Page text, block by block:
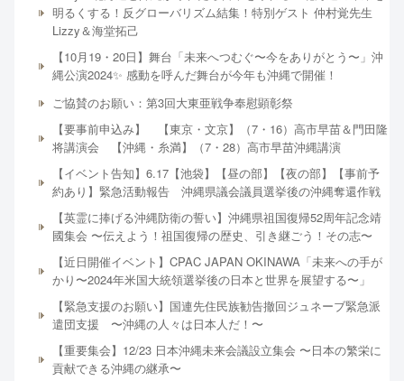
明るくする！反グローバリズム結集！特別ゲスト 仲村覚先生
Lizzy＆海堂拓己
【10月19・20日】舞台「未来へつむぐ〜今をありがとう〜」沖
縄公演2024✨ 感動を呼んだ舞台が今年も沖縄で開催！
ご協賛のお願い：第3回大東亜戦争奉慰顕彰祭
【要事前申込み】 【東京・文京】（7・16）高市早苗＆門田隆
将講演会 【沖縄・糸満】（7・28）高市早苗沖縄講演
【イベント告知】6.17【池袋】【昼の部】【夜の部】【事前予
約あり】緊急活動報告 沖縄県議会議員選挙後の沖縄奪還作戦
【英霊に捧げる沖縄防衛の誓い】沖縄県祖国復帰52周年記念靖
國集会 〜伝えよう！祖国復帰の歴史、引き継ごう！その志〜
【近日開催イベント】CPAC JAPAN OKINAWA「未来への手が
かり〜2024年米国大統領選挙後の日本と世界を展望する〜」
【緊急支援のお願い】国連先住民族勧告撤回ジュネーブ緊急派
遣団支援 〜沖縄の人々は日本人だ！〜
【重要集会】12/23 日本沖縄未来会議設立集会 〜日本の繁栄に
貢献できる沖縄の継承〜